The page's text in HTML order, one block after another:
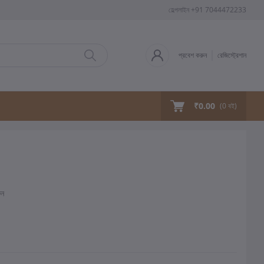
হেল্পলাইন +91 7044472233
প্রবেশ করুন রেজিস্ট্রেশান
₹0.00 (0 বই)